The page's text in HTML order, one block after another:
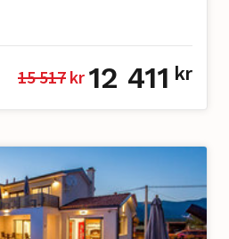
15 517 kr 12 411 kr